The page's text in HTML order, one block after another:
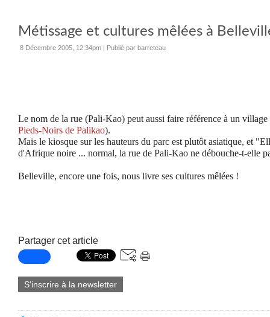
Métissage et cultures mêlées à
8 Décembre 2005, 12:34pm | Publié par barreteau
Le nom de la rue (Pali-Kao) peut aussi faire référence à un
Pieds-Noirs de Palikao).
Mais le kiosque sur les hauteurs du parc est plutôt asiatique, et
d'Afrique noire ... normal, la rue de Pali-Kao ne débouche-t-elle
Belleville, encore une fois, nous livre ses cultures mêlées !
Partager cet article
S'inscrire à la newsletter